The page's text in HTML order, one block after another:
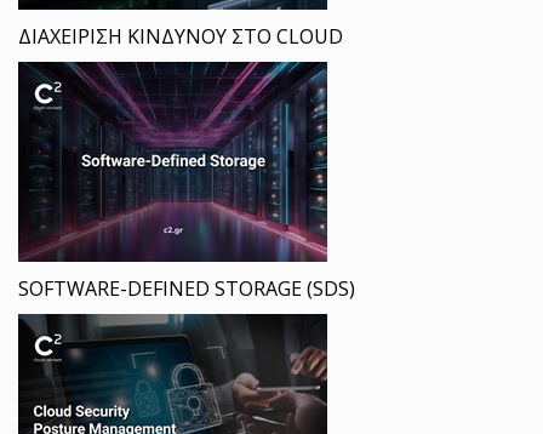
ΔΙΑΧΕΙΡΙΣΗ ΚΙΝΔΥΝΟΥ ΣΤΟ CLOUD
SOFTWARE-DEFINED STORAGE (SDS)